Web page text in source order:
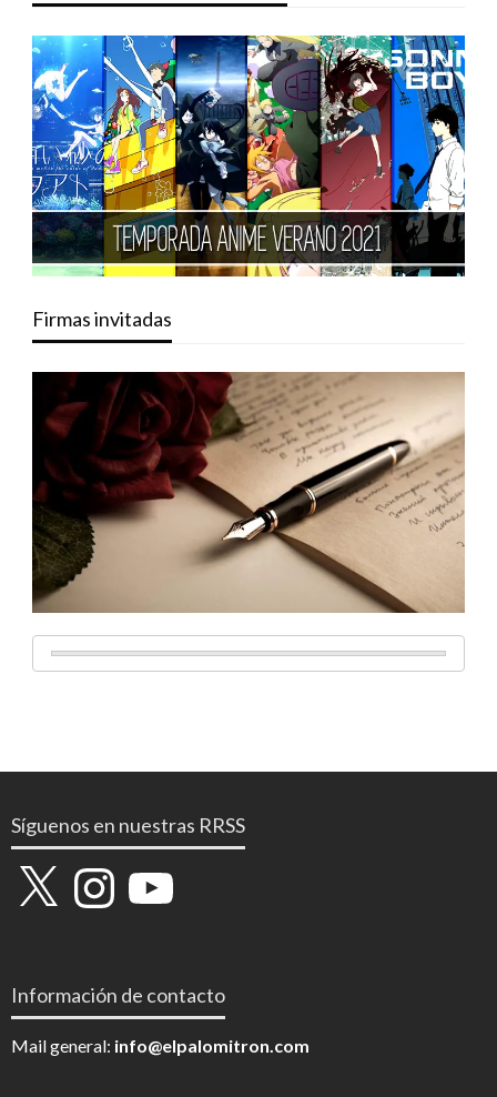
Firmas invitadas
Síguenos en nuestras RRSS
X InstagramYouTube
Información de contacto
Mail general: info@elpalomitron.com